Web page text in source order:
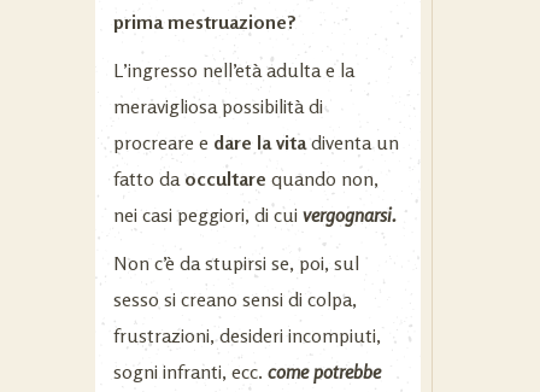
prima mestruazione?
L’ingresso nell’età adulta e la
meravigliosa possibilità di
procreare e dare la vitadiventa un
fatto da occultare quando non,
nei casi peggiori, di cui vergognarsi.
Non c’è da stupirsi se, poi, sul
sesso si creano sensi di colpa,
frustrazioni, desideri incompiuti,
sogni infranti, ecc. come potrebbe